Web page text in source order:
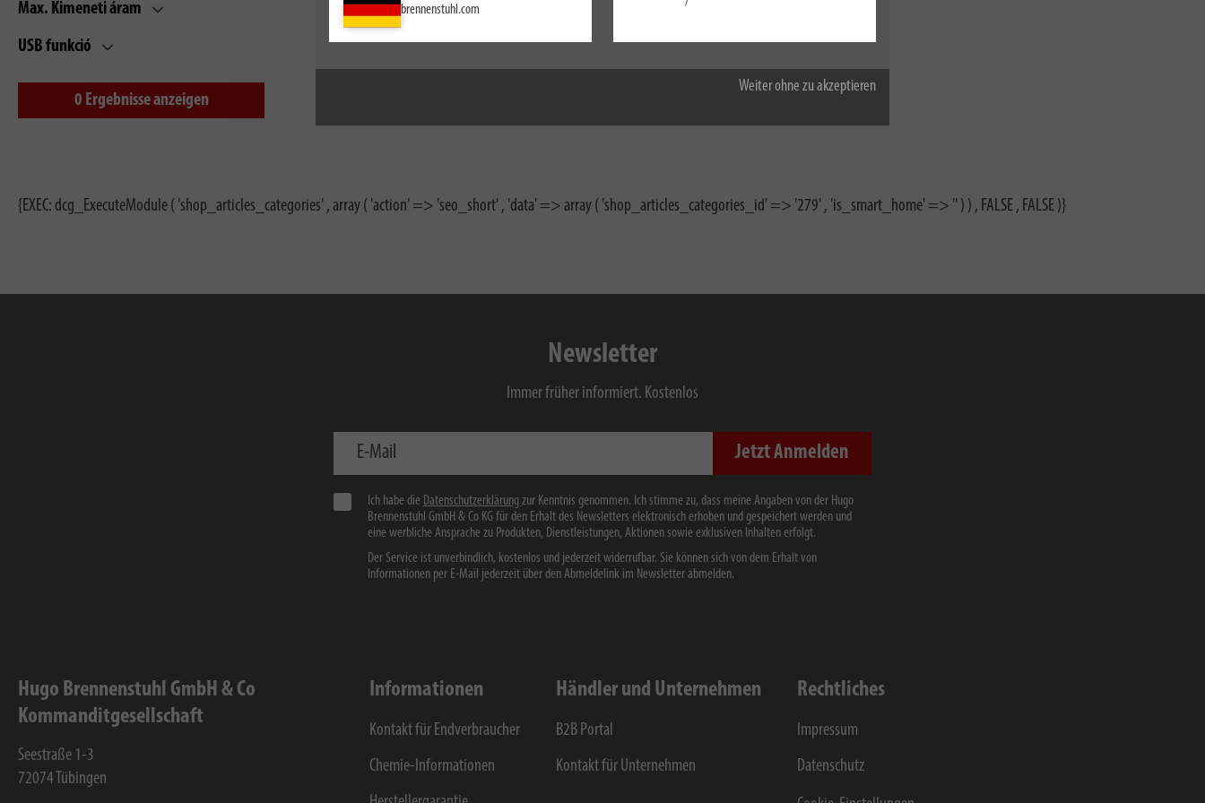
Alle akzeptieren
Weiter ohne zu akzeptieren
brennenstuhl.com
Max. Kimeneti áram
USB funkció
0 Ergebnisse anzeigen
{EXEC: dcg_ExecuteModule ( 'shop_articles_categories' , array ( 'action' => 'seo_short' , 'data' => array ( 'shop_articles_categories_id' => '279' , 'is_smart_home' => '' ) ) , FALSE , FALSE )}
Newsletter
Immer früher informiert. Kostenlos
E-Mail Jetzt Anmelden
Ich habe die Datenschutzerklärungzur Kenntnis genommen. Ich stimme zu, dass meine Angaben von der Hugo
Brennenstuhl GmbH & Co KG für den Erhalt des Newsletters elektronisch erhoben und gespeichert werden und
eine werbliche Ansprache zu Produkten, Dienstleistungen, Aktionen sowie exklusiven Inhalten erfolgt.
Der Service ist unverbindlich, kostenlos und jederzeit widerrufbar. Sie können sich von dem Erhalt von
Informationen per E-Mail jederzeit über den Abmeldelink im Newsletter abmelden.
Hugo Brennenstuhl GmbH & Co
Kommanditgesellschaft
Seestraße 1-3
72074 Tübingen
Informationen
Kontakt für Endverbraucher
Chemie-Informationen
Händler und Unternehmen
B2B Portal
Kontakt für Unternehmen
Rechtliches
Impressum
Datenschutz